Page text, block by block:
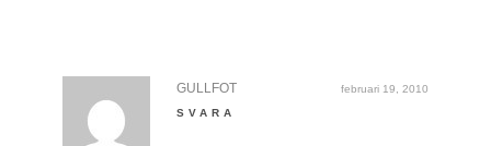
februari 19, 2010
GULLFOT
SVARA